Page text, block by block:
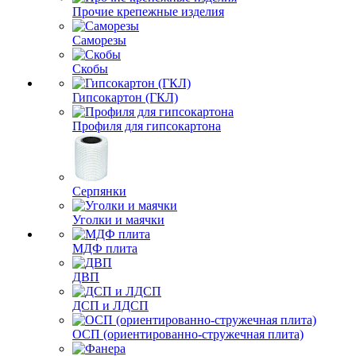
Прочие крепежные изделия
Саморезы
Скобы
Гипсокартон (ГКЛ)
Профиля для гипсокартона
Серпянки
Уголки и маячки
МДФ плита
ДВП
ДСП и ЛДСП
ОСП (ориентированно-стружечная плита)